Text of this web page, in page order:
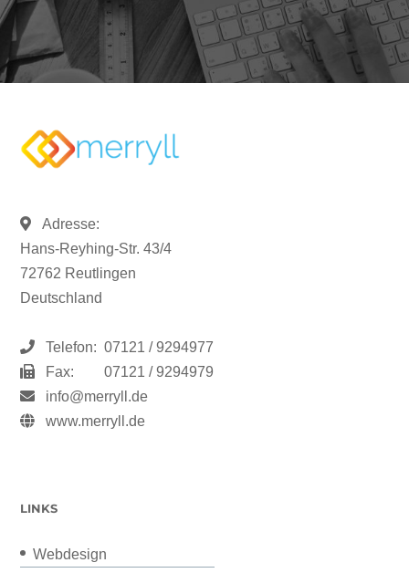
Adresse:
Hans-Reyhing-Str. 43/4
72762 Reutlingen
Deutschland
Telefon: 07121 / 9294977
Fax:
07121 / 9294979
info@merryll.de
www.merryll.de
LINKS
Webdesign